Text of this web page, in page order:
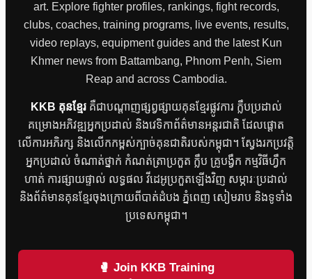
art. Explore fighter profiles, rankings, fight records,
clubs, coaches, training programs, live events, results,
video replays, equipment guides and the latest Kun
Khmer news from Battambang, Phnom Penh, Siem
Reap and across Cambodia.
KKB គុនខ្មែរគឺជាបណ្តាញផ្សព្វផ្សាយគុនខ្មែរផ្លូវការ ក្លឹបប្រដាល់
គម្រោងអភិវឌ្ឍអ្នកប្រដាល់ និងវេទិកាព័ត៌មានអន្តរជាតិ ដែលផ្តោត
លើការអភិរក្ស និងលើកកម្ពស់ក្បាច់គុនជាតិរបស់កម្ពុជា។ ស្វែងរកប្រវត្តិ
អ្នកប្រដាល់ ចំណាត់ថ្នាក់ កំណត់ត្រាប្រកួត ក្លឹប គ្រូបង្វឹក កម្មវិធីហ្វឹក
ហាត់ ការផ្សាយផ្ទាល់ លទ្ធផល វីដេអូប្រកួតឡើងវិញ សម្ភារៈប្រដាល់
និងព័ត៌មានគុនខ្មែរចុងក្រោយពីបាត់ដំបង ភ្នំពេញ សៀមរាប និងទូទាំង
ប្រទេសកម្ពុជា។
🥊 Join KKB Training